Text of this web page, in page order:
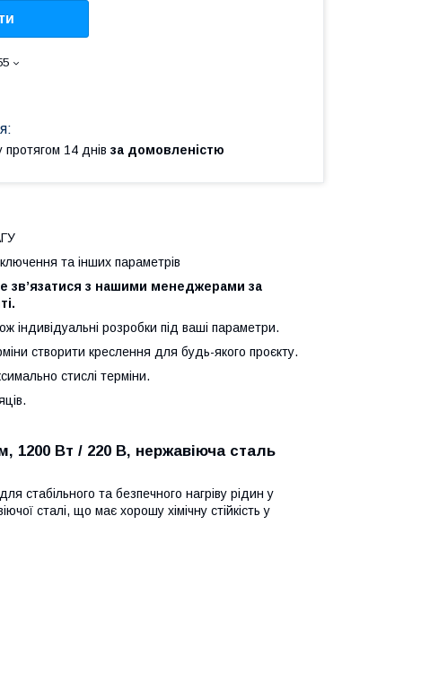
14 днів за домовленістю
та інших параметрів
зв’язатися з нашими менеджерами за
індивідуальні розробки під ваші параметри.
створити креслення для будь-якого проєкту.
стислі терміни.
1200 Вт / 220 В, нержавіюча сталь
стабільного та безпечного нагріву рідин у
сталі, що має хорошу хімічну стійкість у